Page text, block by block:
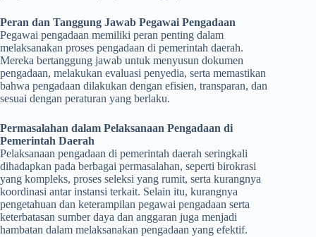
Peran dan Tanggung Jawab Pegawai Pengadaan
Pegawai pengadaan memiliki peran penting dalam
melaksanakan proses pengadaan di pemerintah daerah.
Mereka bertanggung jawab untuk menyusun dokumen
pengadaan, melakukan evaluasi penyedia, serta memastikan
bahwa pengadaan dilakukan dengan efisien, transparan, dan
sesuai dengan peraturan yang berlaku.
Permasalahan dalam Pelaksanaan Pengadaan di
Pemerintah Daerah
Pelaksanaan pengadaan di pemerintah daerah seringkali
dihadapkan pada berbagai permasalahan, seperti birokrasi
yang kompleks, proses seleksi yang rumit, serta kurangnya
koordinasi antar instansi terkait. Selain itu, kurangnya
pengetahuan dan keterampilan pegawai pengadaan serta
keterbatasan sumber daya dan anggaran juga menjadi
hambatan dalam melaksanakan pengadaan yang efektif.